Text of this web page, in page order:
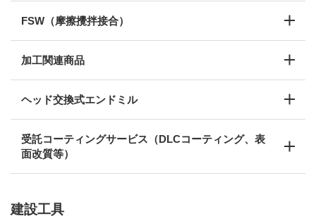
FSW（摩擦攪拌接合）
加工関連商品
ヘッド交換式エンドミル
受託コーティングサービス（DLCコーティング、表
面改質等）
建設工具